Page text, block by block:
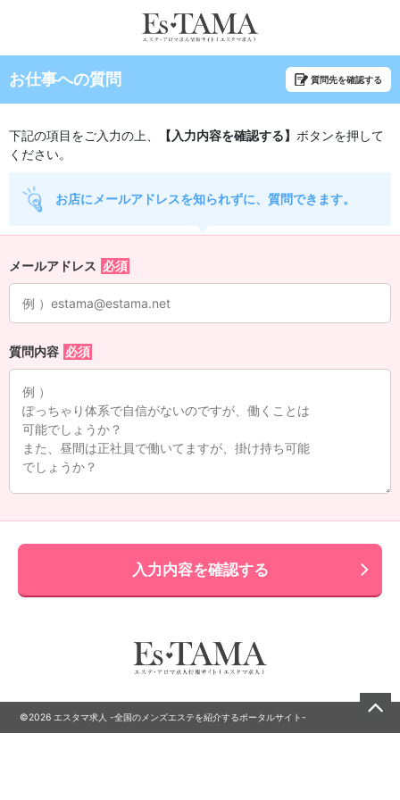
お仕事への質問 質問先を確認する
下記の項目をご入力の上、 【入力内容を確認する】 ボタンを押して
ください。
お店にメールアドレスを知られずに、質問できます。
メールアドレス
質問内容
入力内容を確認する
©2026 エスタマ求人 -全国のメンズエステを紹介するポータルサイト-